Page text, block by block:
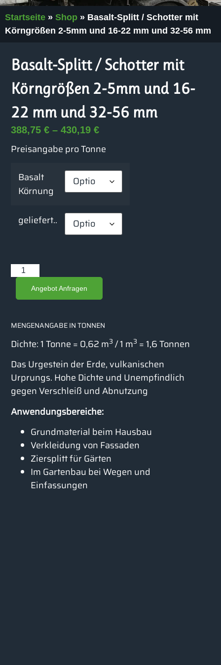
Startseite » Shop » Basalt-Splitt / Schotter mit
Körngrößen 2-5mm und 16-22 mm und 32-56 mm
Basalt-Splitt / Schotter mit
Körngrößen 2-5mm und 16-
22 mm und 32-56 mm
388,75€ –430,19€
Preisangabe pro Tonne
Basalt
Körnung
geliefert..
Angebot Anfragen
MENGENANGABE IN TONNEN
Dichte: 1 Tonne = 0,62 m3 / 1 m3 = 1,6 Tonnen
Das Urgestein der Erde, vulkanischen
Urprungs. Hohe Dichte und Unempfindlich
gegen Verschleiß und Abnutzung
Anwendungsbereiche:
Grundmaterial beim Hausbau
Verkleidung von Fassaden
Ziersplitt für Gärten
Im Gartenbau bei Wegen und
Einfassungen